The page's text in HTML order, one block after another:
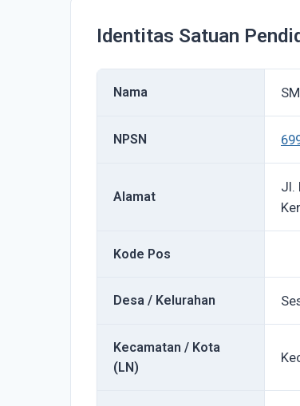
Identitas Satuan
Nama
NPSN
Alamat
Jl.
Kode Pos
Desa / Kelurahan
Kecamatan / Kota
(LN)